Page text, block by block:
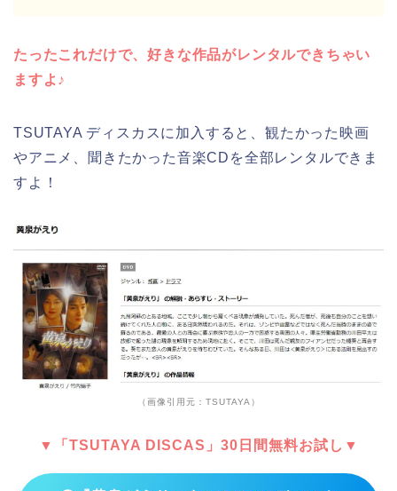
たったこれだけで、好きな作品がレンタルできちゃい
ますよ♪
TSUTAYA ディスカスに加入すると、観たかった映画
やアニメ、聞きたかった音楽CDを全部レンタルできま
すよ！
（画像引用元：TSUTAYA）
▼「TSUTAYA DISCAS」30日間無料お試し▼